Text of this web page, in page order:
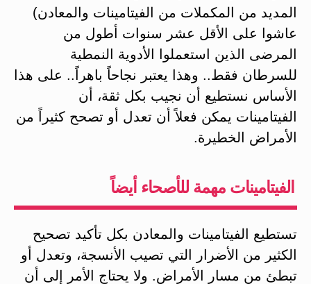
المديد من المكملات من الفيتامينات والمعادن)
عاشوا على الأقل عشر سنوات أطول من
المرضى الذين استعملوا الأدوية النمطية
للسرطان فقط.. وهذا يعتبر نجاحاً باهراً.. على هذا
الأساس نستطيع أن نجيب بكل ثقة، أن
الفيتامينات يمكن فعلاً أن تعدل أو تصحح كثيراً من
الأمراض الخطيرة.
الفيتامينات مهمة للأصحاء أيضاً
تستطيع الفيتامينات والمعادن بكل تأكيد تصحيح
الكثير من الأضرار التي تصيب الأنسجة، وتعدل أو
تبطئ من مسار الأمراض. ولا يحتاج الأمر إلى أن